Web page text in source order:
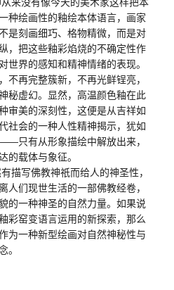
种绘画性的釉绘本体语言，画家
是刻画细巧、格物精微，而是对
，把这些釉彩焰烧的不确定性作
世界的感知和精神情绪的表现。
不再完整簇新，不再光鲜锃亮，
秘虚幻。显然，高温颜色釉在此
审美的深刻性，这便是从吉祥如
社会的一种人性精神揭示，犹如
只有从形象描绘中解放出来，
的载体与象征。
写佛教神祇而给人的神圣性，
人们现世生活的一部佛教经卷，
的一种神圣的自然力量。如果说
彩窑变语言运用的新探索，那么
为一种新型绘画对自然神秘性与
。